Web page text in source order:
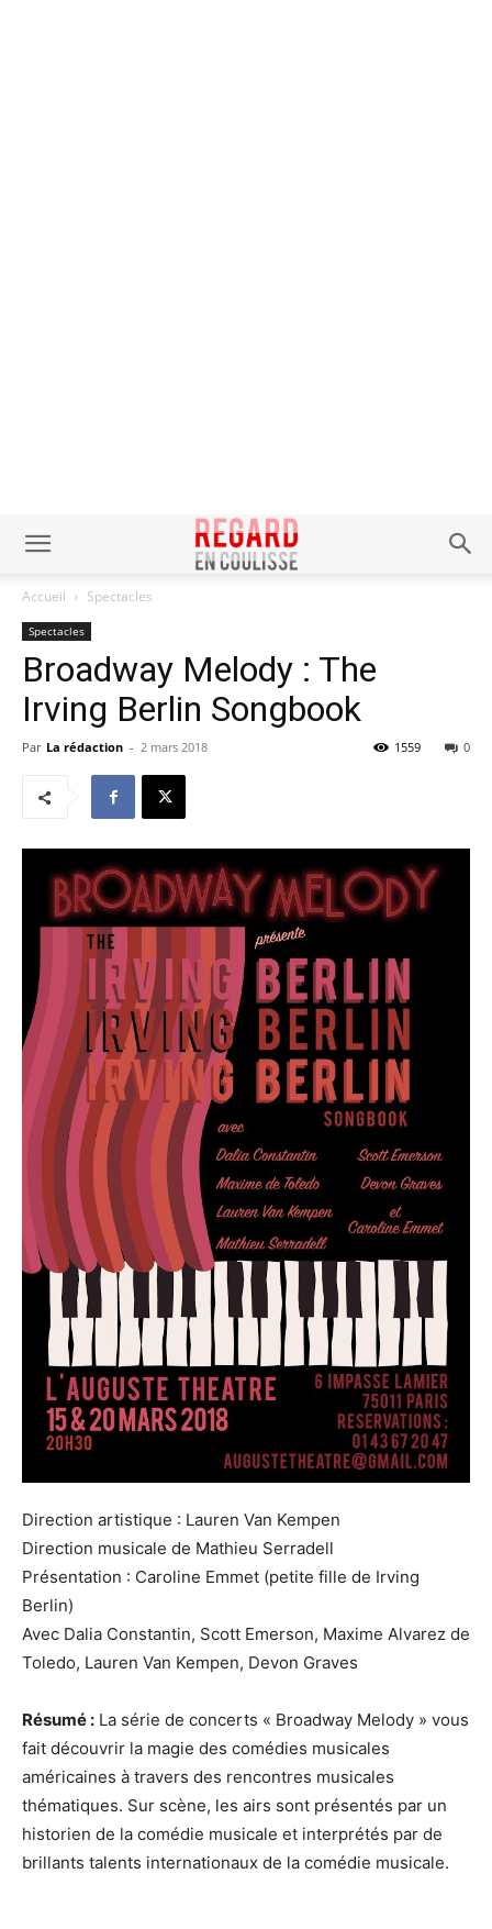
Accueil Spectacles
Spectacles
Broadway Melody : The
Irving Berlin Songbook
Par La rédaction - 2 mars 2018 0
1559
Direction artistique : Lauren Van Kempen
Direction musicale de Mathieu Serradell
Présentation : Caroline Emmet (petite fille de Irving
Berlin)
Avec Dalia Constantin, Scott Emerson, Maxime Alvarez de
Toledo, Lauren Van Kempen, Devon Graves
Résumé : La série de concerts « Broadway Melody » vous
fait découvrir la magie des comédies musicales
américaines à travers des rencontres musicales
thématiques. Sur scène, les airs sont présentés par un
historien de la comédie musicale et interprétés par de
brillants talents internationaux de la comédie musicale.